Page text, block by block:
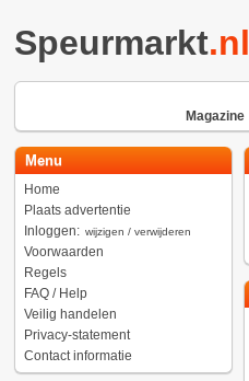
Speurmarkt.nl
Magazine
Menu
Home
Plaats advertentie
Inloggen: wijzigen / verwijderen
Voorwaarden
Regels
FAQ / Help
Veilig handelen
Privacy-statement
Contact informatie